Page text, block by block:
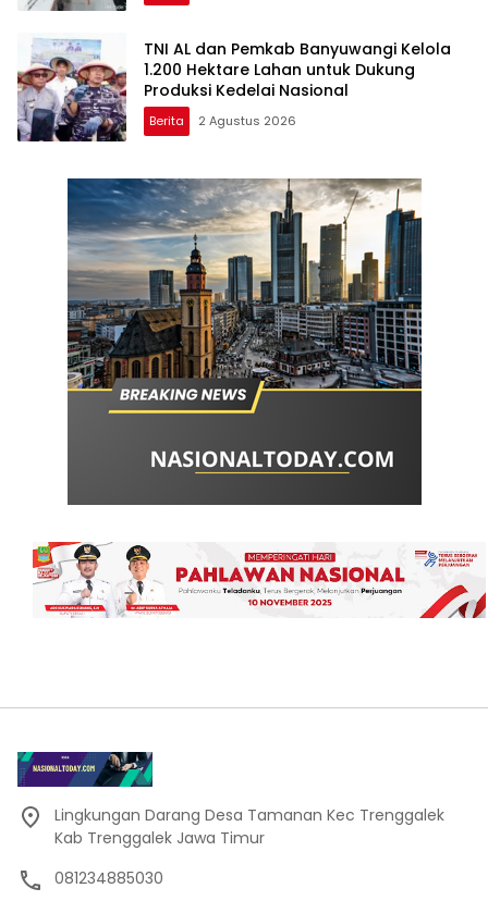
TNI AL dan Pemkab Banyuwangi Kelola
1.200 Hektare Lahan untuk Dukung
Produksi Kedelai Nasional
Berita 2 Agustus 2026
Lingkungan Darang Desa Tamanan Kec Trenggalek
Kab Trenggalek Jawa Timur
081234885030